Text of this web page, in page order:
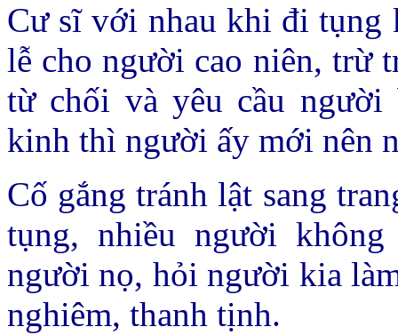
Cư sĩ với nhau khi đi
lễ cho người cao niên, trừ
từ chối và yêu cầu
kinh thì người ấy mới nên
Cố gắng tránh lật sang
tụng, nhiều người
người nọ, hỏi người kia
nghiêm, thanh tịnh.